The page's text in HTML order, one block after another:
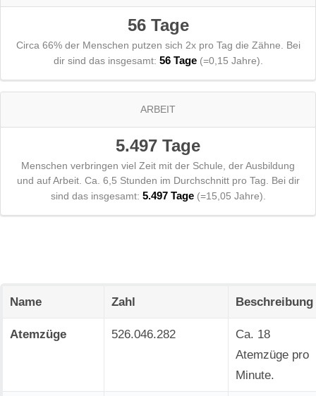
56 Tage
Circa 66% der Menschen putzen sich 2x pro Tag die Zähne. Bei
dir sind das insgesamt: 56 Tage(=0,15 Jahre).
ARBEIT
5.497 Tage
Menschen verbringen viel Zeit mit der Schule, der Ausbildung
und auf Arbeit. Ca. 6,5 Stunden im Durchschnitt pro Tag. Bei dir
sind das insgesamt: 5.497 Tage(=15,05 Jahre).
Name Zahl Beschreibung
Atemzüge 526.046.282
Ca. 18
Atemzüge pro
Minute.